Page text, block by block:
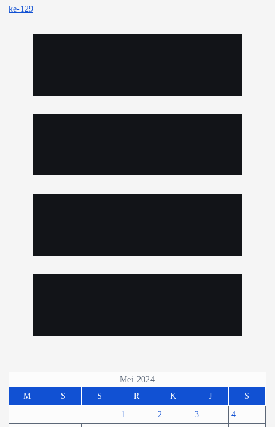
ke-129
Mei 2024
M
S S R K J
S
1
2 3
4